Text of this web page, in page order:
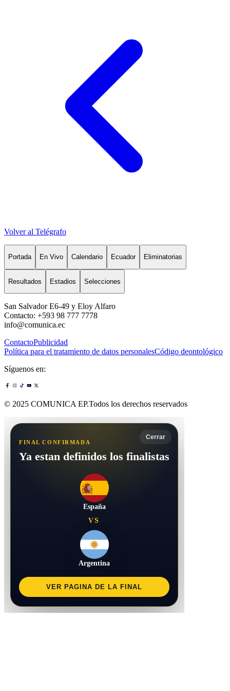
Volver al Telégrafo
Portada En Vivo Calendario Ecuador Eliminatorias
Resultados Estadios Selecciones
San Salvador E6-49 y Eloy Alfaro
Contacto: +593 98 777 7778
info@comunica.ec
ContactoPublicidad
Política para el tratamiento de datos personalesCódigo deontológico
Síguenos en:
© 2025 COMUNICA EP.Todos los derechos reservados
Cerrar
FINAL CONFIRMADA
Ya estan definidos los finalistas
España
VS
Argentina
VER PAGINA DE LA FINAL